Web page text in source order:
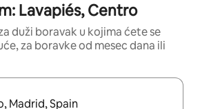
Lavapiés, Centro
duži boravak u kojima ćete se
za boravke od mesec dana ili
možete da se krećete kroz njih